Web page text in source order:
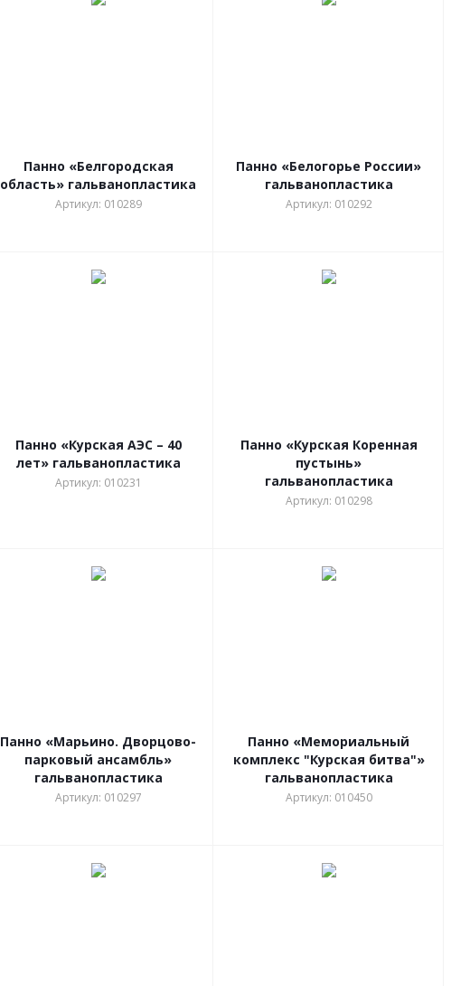
Панно «Белгородская
область» гальванопластика
Артикул: 010289
Панно «Белогорье России»
гальванопластика
Артикул: 010292
Панно «Курская АЭС – 40
лет» гальванопластика
Артикул: 010231
Панно «Курская Коренная
пустынь»
гальванопластика
Артикул: 010298
Панно «Марьино. Дворцово-
парковый ансамбль»
гальванопластика
Артикул: 010297
Панно «Мемориальный
комплекс "Курская битва"»
гальванопластика
Артикул: 010450